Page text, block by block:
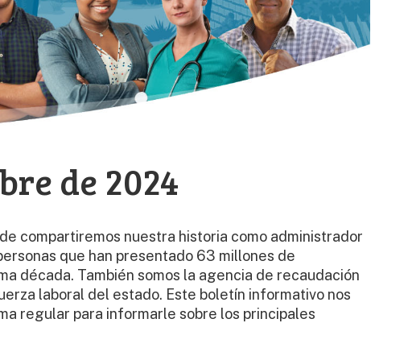
de 2024
compartiremos nuestra historia como administrador
que han presentado 63 millones de
década. También somos la agencia de recaudación
laboral del estado. Este boletín informativo nos
regular para informarle sobre los principales